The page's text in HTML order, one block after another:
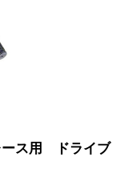
ス用 ドライブ